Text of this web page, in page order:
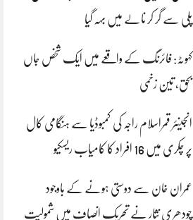
پلی سے گر کر نالے میں بہہ گیا
کہوٹہ: فائرنگ کے واقعے میں ایک شخص جاں
بحق، تین زخمی
انجینئر قمراسلام راجہ کی کمبوڈیا سے ہنگامی کال
پر چکری میں 16 افراد کا کامیاب ریسکیو
عمران خان سے دوستی ہونے کے باوجود
چودھری نثار نے تحریک انصاف میں شمولیت